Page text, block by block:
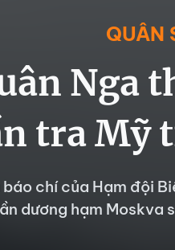
QUÂN
Nga
tra Mỹ
báo chí của Hạm đội
dương hạm Moskva